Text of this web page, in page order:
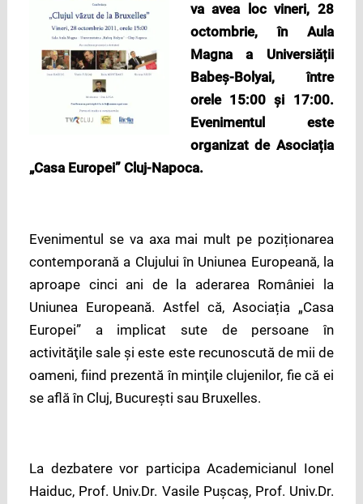
va avea locvineri, 28
octombrie, în Aula
Magna a Universiății
Babeș-Bolyai, între
orele 15:00 și 17:00.
Evenimentul este
organizat de Asociația
„Casa Europei” Cluj-Napoca.
Evenimentul se va axa mai mult pe poziționarea
contemporană a Clujului în Uniunea Europeană, la
aproape cinci ani de la aderarea României la
Uniunea Europeană. Astfel că, Asociația „Casa
Europei” a implicat sute de persoane în
activităţile sale și este este recunoscută de mii de
oameni, fiind prezentă în minţile clujenilor, fie că ei
se află în Cluj, Bucureşti sau Bruxelles.
La dezbatere vor participa Academicianul Ionel
Haiduc, Prof. Univ.Dr. Vasile Pușcaș, Prof. Univ.Dr.